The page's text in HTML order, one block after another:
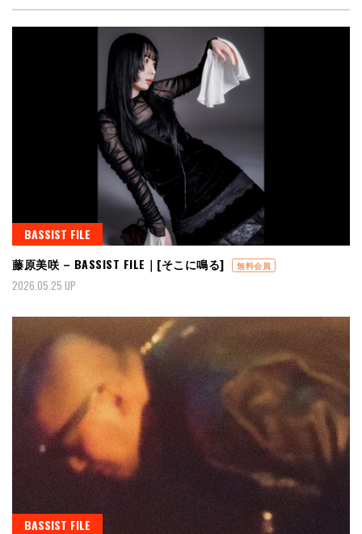
BASSIST FILE
藤原美咲 – BASSIST FILE｜[そこに鳴る]
無料会員
2026.05.25 UP
BASSIST FILE